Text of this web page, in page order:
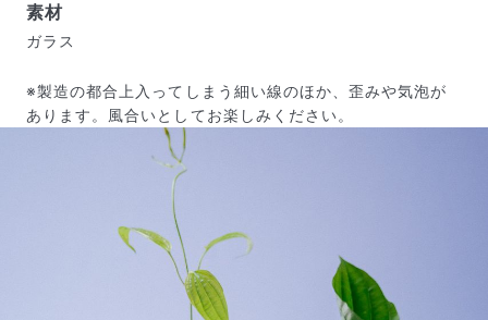
届いたお花に元気がなかったら？
不備があった場合は、些細なことでもお気軽にサポート
までご連絡ください。ご返金にて補償いたします。
素材
ガラス
※製造の都合上入ってしまう細い線のほか、歪みや気泡が
あります。風合いとしてお楽しみください。